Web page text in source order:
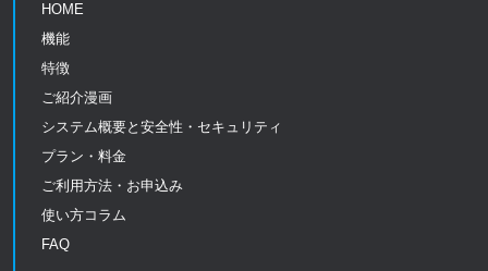
HOME
機能
特徴
ご紹介漫画
システム概要と安全性・セキュリティ
プラン・料金
ご利用方法・お申込み
使い方コラム
FAQ